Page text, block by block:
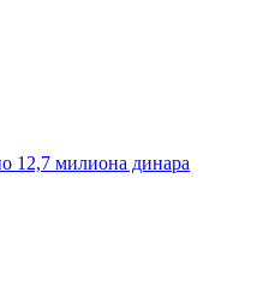
12,7 милиона динара